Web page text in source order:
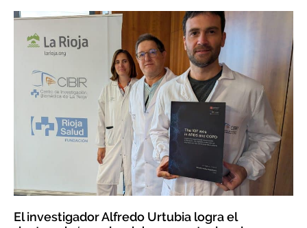
El investigador Alfredo Urtubia logra el